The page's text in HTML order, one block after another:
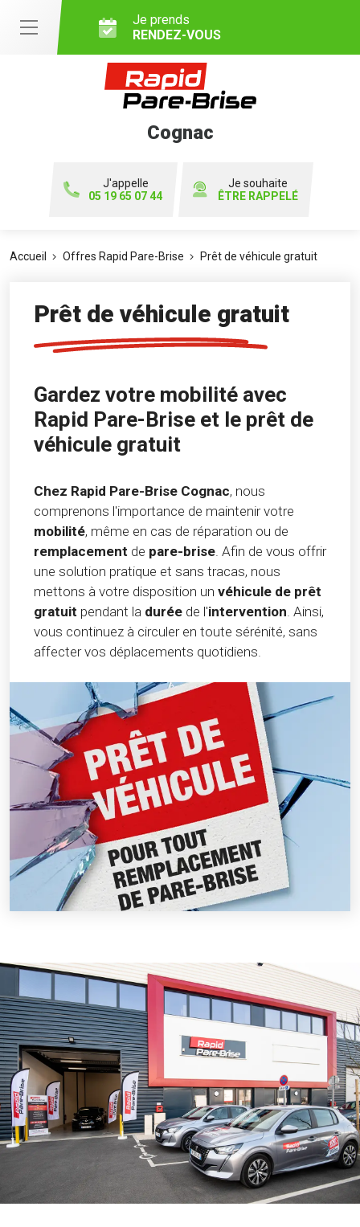
Je prends
RENDEZ-VOUS
Cognac
J'appelle
05 19 65 07 44
Je souhaite
ÊTRE RAPPELÉ
Accueil Offres Rapid Pare-Brise Prêt de véhicule gratuit
Prêt de véhicule gratuit
Gardez votre mobilité avec
Rapid Pare-Brise et le prêt de
véhicule gratuit
Chez Rapid Pare-Brise Cognac, nous
comprenons l'importance de maintenir votre
mobilité, même en cas de réparation ou de
remplacement de pare-brise. Afin de vous offrir
une solution pratique et sans tracas, nous
mettons à votre disposition un véhicule de prêt
gratuit pendant la durée de l'intervention. Ainsi,
vous continuez à circuler en toute sérénité, sans
affecter vos déplacements quotidiens.